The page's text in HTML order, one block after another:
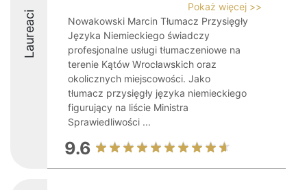
Laureaci
Pokaż więcej >>
Nowakowski Marcin Tłumacz Przysięgły
Języka Niemieckiego świadczy
profesjonalne usługi tłumaczeniowe na
terenie Kątów Wrocławskich oraz
okolicznych miejscowości. Jako
tłumacz przysięgły języka niemieckiego
figurujący na liście Ministra
Sprawiedliwości ...
9.6